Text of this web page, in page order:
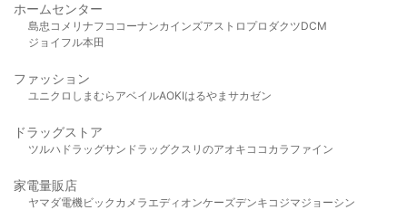
ホームセンター
島忠 コメリ ナフコ コーナンカインズアストロプロダクツDCM
ジョイフル本田
ファッション
ユニクロ しまむら アベイルAOKIはるやま サカゼン
ドラッグストア
ツルハドラッグサンドラッグクスリのアオキ ココカラファイン
家電量販店
ヤマダ電機ビックカメラ エディオンケーズデンキ コジマジョーシン